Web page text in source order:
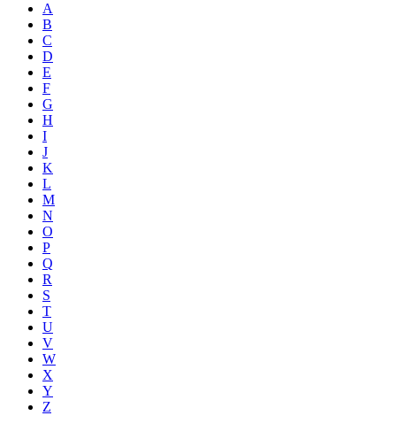
A
B
C
D
E
F
G
H
I
J
K
L
M
N
O
P
Q
R
S
T
U
V
W
X
Y
Z